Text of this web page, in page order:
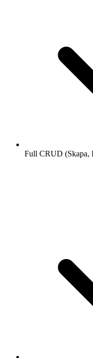
Full CRUD (Skapa,